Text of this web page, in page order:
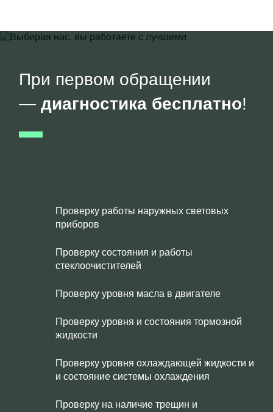
При первом обращении
— диагностика бесплатно!
Проверку работы наружных световых
приборов
Проверку состояния и работы
стеклоочистителей
Проверку уровня масла в двигателе
Проверку уровня и состояния тормозной
жидкости
Проверку уровня охлаждающей жидкости и
и состояние системы охлаждения
Проверку на наличие трещин и